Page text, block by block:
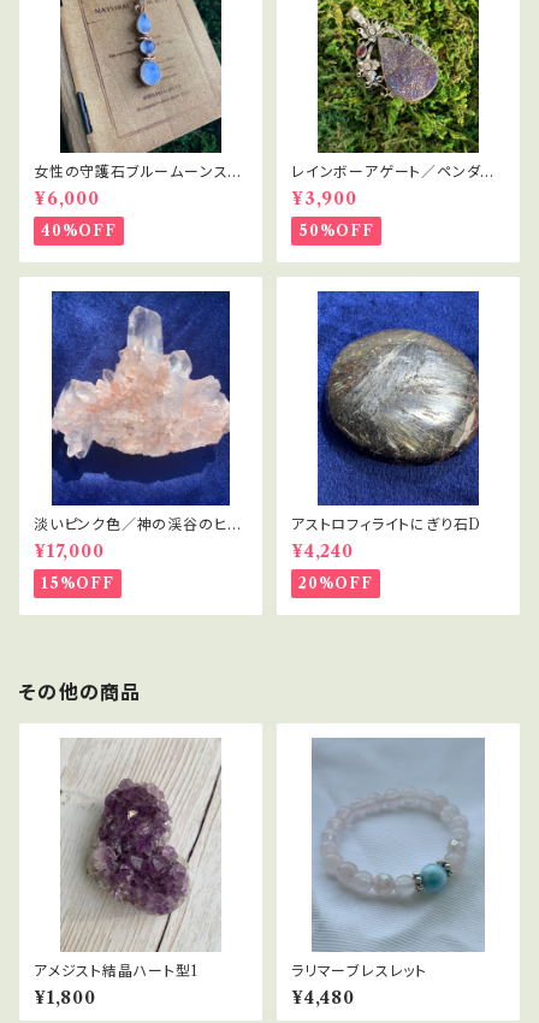
女性の守護石ブルームーンスト
ーン
¥6,000
40%OFF
レインボーアゲート／ペンダン
トトップ／未知の世界
¥3,900
50%OFF
淡いピンク色／神の渓谷のヒマ
ラヤ水晶 2
¥17,000
15%OFF
アストロフィライトにぎり石D
¥4,240
20%OFF
その他の商品
アメジスト結晶ハート型1
¥1,800
ラリマーブレスレット
¥4,480